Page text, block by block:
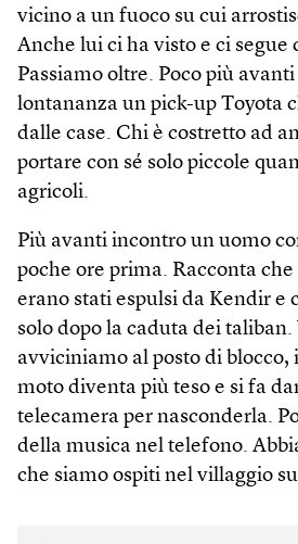
vicino a un fuoco su cui
Anche lui ci ha visto e ci segue
Passiamo oltre. Poco più
lontananza un pick-up Toyota
dalle case. Chi è costretto ad
portare con sé solo piccole
agricoli.
Più avanti incontro un uomo
poche ore prima. Racconta
erano stati espulsi da Kendir e
solo dopo la caduta dei taliban.
avviciniamo al posto di blocco,
moto diventa più teso e si fa
telecamera per nasconderla.
della musica nel telefono.
che siamo ospiti nel villaggio